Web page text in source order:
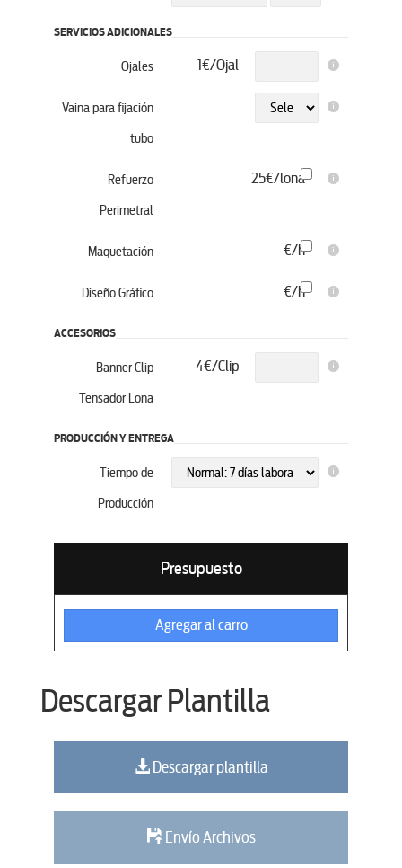
SERVICIOS ADICIONALES
Ojales 1€/Ojal
Vaina para fijación
tubo
Refuerzo
Perimetral
25€/lona
Maquetación €/h
Diseño Gráfico €/h
ACCESORIOS
Banner Clip
Tensador Lona
4€/Clip
PRODUCCIÓN Y ENTREGA
Tiempo de
Producción
Presupuesto
Agregar al carro
Descargar Plantilla
Descargar plantilla
Envío Archivos